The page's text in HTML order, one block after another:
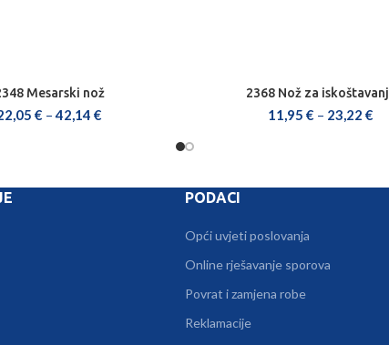
ODABERI OPCIJE
Mesarski nož
€ –42,14 €
ODABERI OPCIJE
2368 Nož za
11,95 € – 23,22 €
PODACI
Opći uvjeti poslovanja
Online rješavanje sporova
Povrat i zamjena robe
Reklamacije